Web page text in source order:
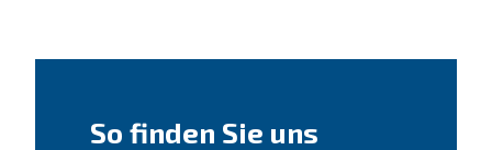
So finden Sie uns